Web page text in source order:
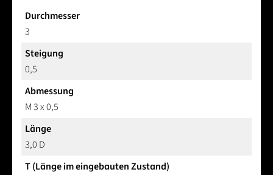
Durchmesser
3
Steigung
0,5
Abmessung
M 3 x 0,5
Länge
3,0 D
T (Länge im eingebauten Zustand)